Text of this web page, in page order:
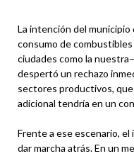
La intención del municipio
consumo de
ciudades como la
despertó un rechazo
sectores productivos,
adicional tendría en un
Frente a ese escenario,
dar marcha atrás. En un